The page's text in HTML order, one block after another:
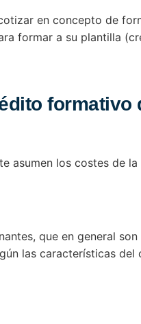
en concepto de
formar a su plantilla
formativo
asumen los costes de
que en general
las características del